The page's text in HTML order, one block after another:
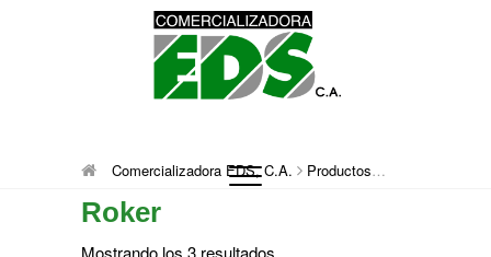
Comercializadora
EDS, C.A.
QUIRÚRGICO DESCARTABLE
Comercializadora EDS, C.A. Productos
Roker
Mostrando los 3 resultados